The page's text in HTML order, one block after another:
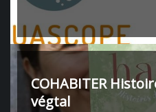
COHABITER
végtal